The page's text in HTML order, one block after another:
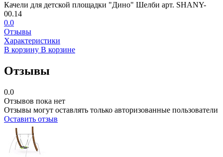
Качели для детской площадки "Дино" Шелби арт. SHANY-
00.14
0.0
Отзывы
Характеристики
В корзину В корзине
Отзывы
0.0
Отзывов пока нет
Отзывы могут оставлять только авторизованные пользователи
Оставить отзыв